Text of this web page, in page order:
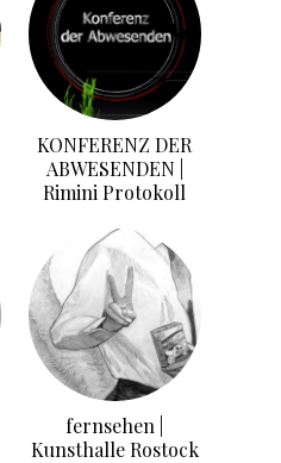
KONFERENZ DER
ABWESENDEN |
Rimini Protokoll
fernsehen |
Kunsthalle Rostock